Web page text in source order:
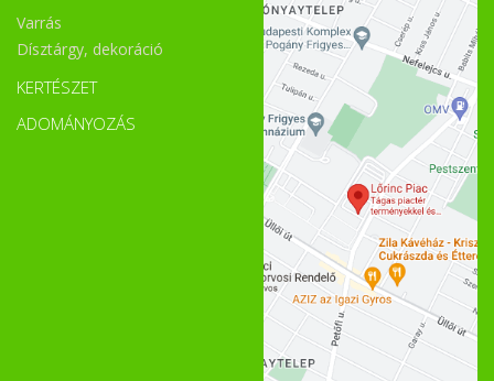
Varrás
Dísztárgy, dekoráció
KERTÉSZET
ADOMÁNYOZÁS